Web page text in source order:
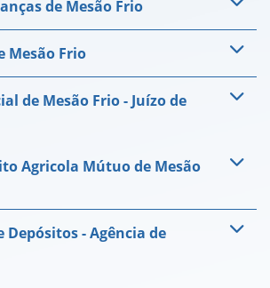
de Mesão Frio
Mesão Frio
de Mesão Frio - Juízo de
Agricola Mútuo de Mesão
Depósitos - Agência de